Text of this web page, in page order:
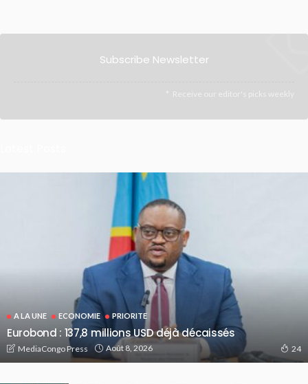
Subscribe Newsletter
Receive our editor's picks weekly
A LA UNE ECONOMIE PRIORITE
Eurobond : 137,8 millions USD déjà décaissés
MediaCongo Press Août 8, 2026 24